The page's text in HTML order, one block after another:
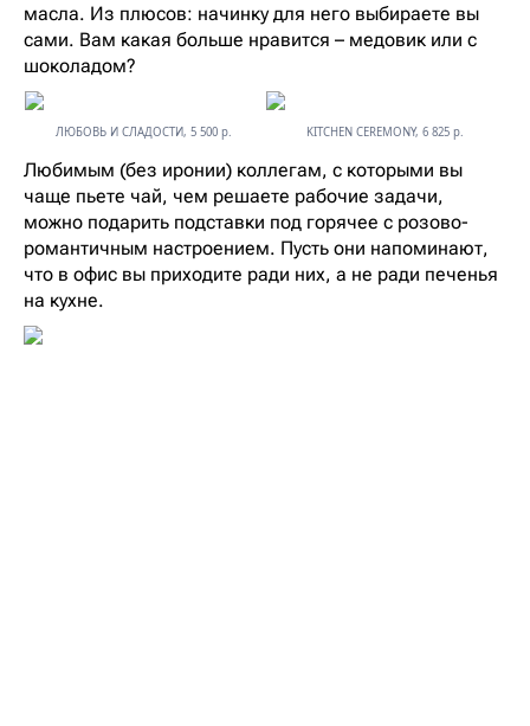
масла. Из плюсов: начинку для него выбираете вы
сами. Вам какая больше нравится – медовик или с
шоколадом?
ЛЮБОВЬ И СЛАДОСТИ, 5 500 р. KITCHEN CEREMONY, 6 825 р.
Любимым (без иронии) коллегам, с которыми вы
чаще пьете чай, чем решаете рабочие задачи,
можно подарить подставки под горячее с розово-
романтичным настроением. Пусть они напоминают,
что в офис вы приходите ради них, а не ради печенья
на кухне.